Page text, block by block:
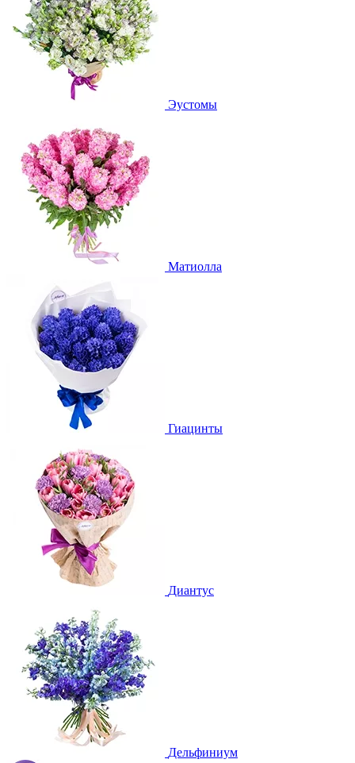
Эустомы
Матиолла
Гиацинты
Диантус
Дельфиниум